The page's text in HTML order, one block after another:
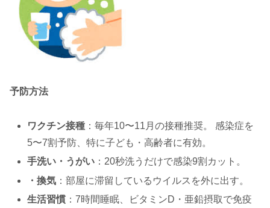
予防方法
ワクチン接種 ：毎年10〜11月の接種推奨。 感染症を
5〜7割予防、特に子ども・高齢者に有効。
手洗い・うがい ：20秒洗うだけで感染9割カット。
・換気 ：部屋に滞留しているウイルスを外に出す。
生活習慣 ：7時間睡眠、ビタミンD・亜鉛摂取で免疫